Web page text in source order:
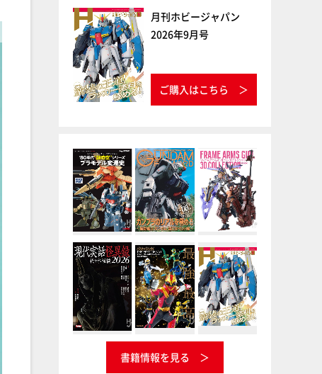
月刊ホビージャパン
2026年9月号
ご購入はこちら
書籍情報を見る